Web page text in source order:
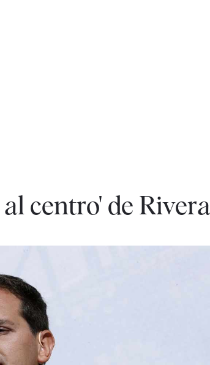
centro' de